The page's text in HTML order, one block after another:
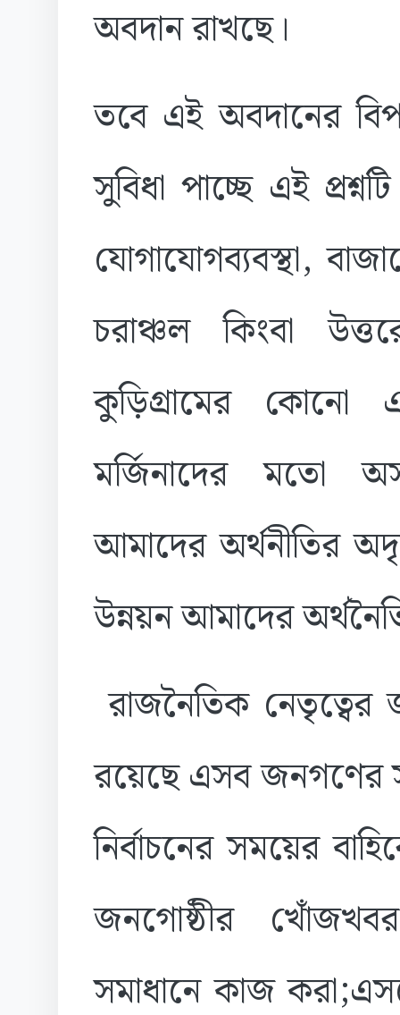
অবদান রাখছে।
তবে এই অবদানের
সুবিধা পাচ্ছে এই
যোগাযোগব্যবস্থা,
চরাঞ্চল কিংবা
কুড়িগ্রামের কোনো
মর্জিনাদের মতো
আমাদের অর্থনীতির
উন্নয়ন আমাদের
রাজনৈতিক
রয়েছে এসব জনগণের
নির্বাচনের সময়ের
জনগোষ্ঠীর
সমাধানে কাজ